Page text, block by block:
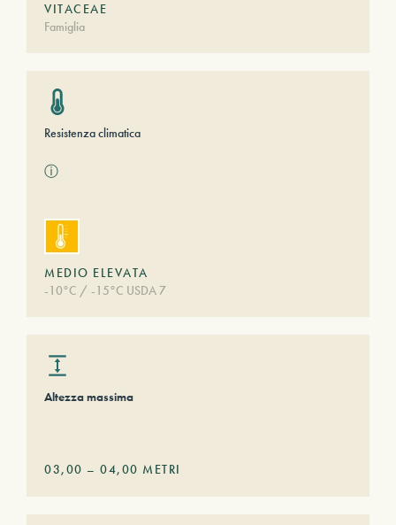
VITACEAE
Famiglia
Resistenza climatica
ⓘ
MEDIO ELEVATA
-10°C / -15°C USDA 7
Altezza massima
03,00 – 04,00 METRI